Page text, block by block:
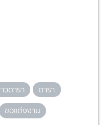
วดารา
ดารา
ขอแต่งงาน